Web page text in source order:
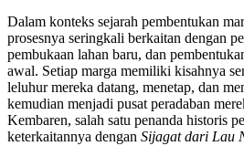
Dalam konteks sejarah pembentukan
prosesnya seringkali berkaitan dengan
pembukaan lahan baru, dan
awal. Setiap marga memiliki kisahnya
leluhur mereka datang, menetap, dan
kemudian menjadi pusat peradaban
Kembaren, salah satu penanda historis
keterkaitannya dengan Sijagat dari Lau